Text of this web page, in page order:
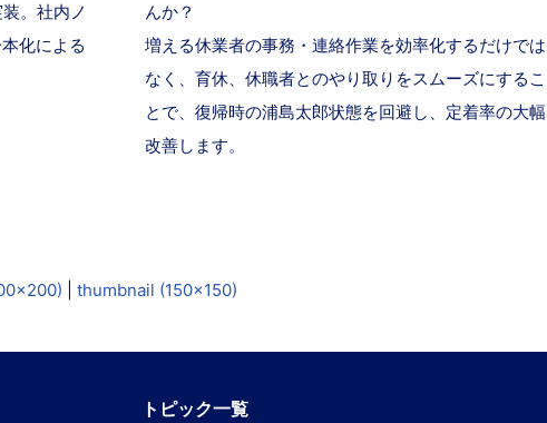
。社内ノ
化による
んか？
増える休業者の事務・連絡作業を効率化するだけでは
なく、育休、休職者とのやり取りをスムーズにするこ
とで、復帰時の浦島太郎状態を回避し、定着率の大幅
改善します。
thumbnail (150x150)
トピック一覧